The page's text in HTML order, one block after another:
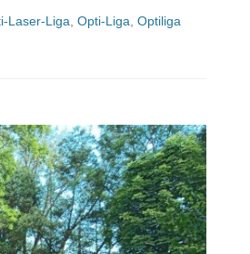
Laser-Liga, Opti-Liga, Optiliga